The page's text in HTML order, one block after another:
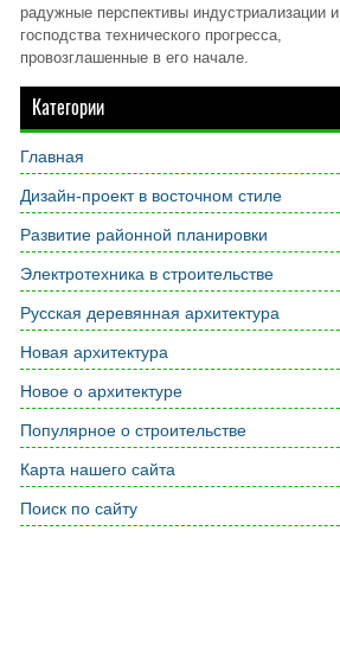
радужные перспективы индустриализации и
господства технического прогресса,
провозглашенные в его начале.
Категории
Главная
Дизайн-проект в восточном стиле
Развитие районной планировки
Электротехника в строительстве
Русская деревянная архитектура
Новая архитектура
Новое о архитектуре
Популярное о строительстве
Карта нашего сайта
Поиск по сайту